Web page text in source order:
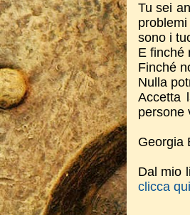
Tu sei
sono i
E finché
Finché
Nulla
Accetta
persone
Georgia
Dal mio
clicca